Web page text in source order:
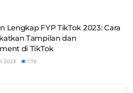
Lengkap FYP TikTok 2023: Cara
Tampilan dan
di TikTok
2023 1.7K